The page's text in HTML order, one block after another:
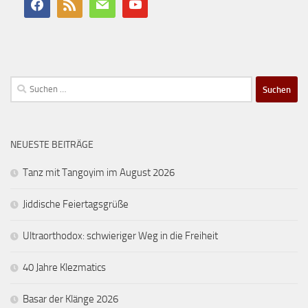
Suchen
nach:
NEUESTE BEITRÄGE
Tanz mit Tangoyim im August 2026
Jiddische Feiertagsgrüße
Ultraorthodox: schwieriger Weg in die Freiheit
40 Jahre Klezmatics
Basar der Klänge 2026